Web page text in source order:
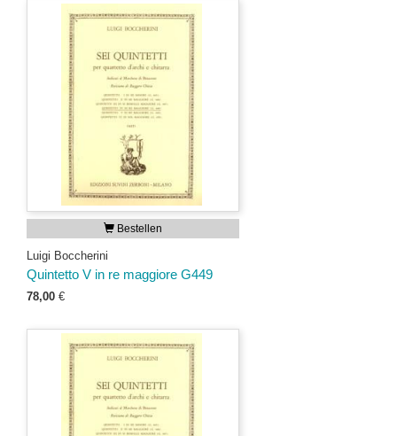
Bestellen
Luigi Boccherini
Quintetto V in re maggiore G449
78,00 €